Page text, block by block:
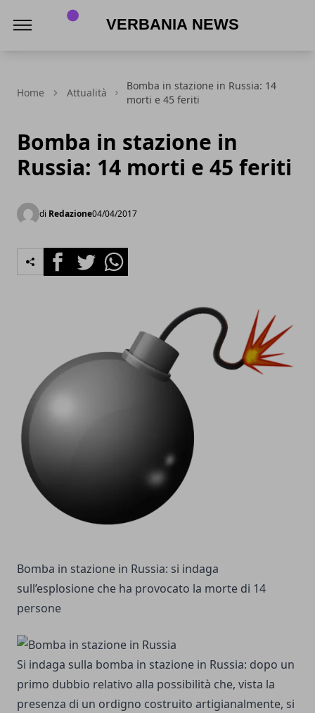
Home Attualità
Bomba in stazione in Russia: 14
morti e 45 feriti
Bomba in stazione in
Russia: 14 morti e 45 feriti
di Redazione04/04/2017
FacebookTwitterWhatsapp
Bomba in stazione in Russia: si indaga
sull’esplosione che ha provocato la morte di 14
persone
Si indaga sulla bomba in stazione in Russia: dopo un
primo dubbio relativo alla possibilità che, vista la
presenza di un ordigno costruito artigianalmente, si